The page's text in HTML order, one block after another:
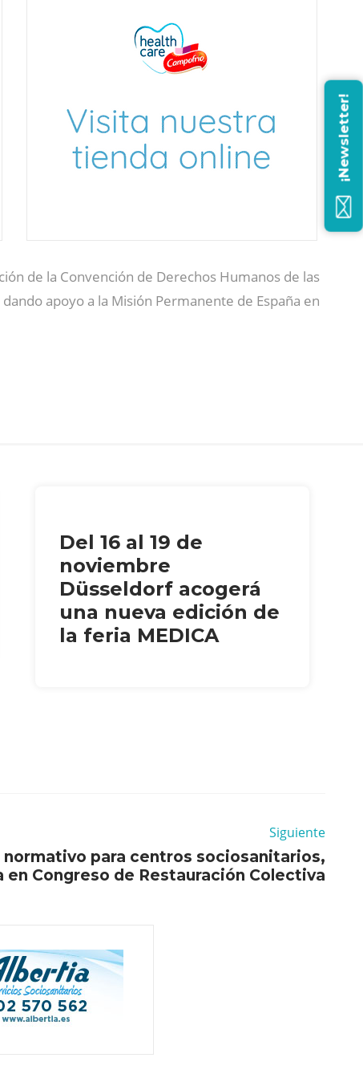
de la Convención de Derechos Humanos de las
apoyo a la Misión Permanente de España en
Del 16 al 19 de
noviembre
Düsseldorf acogerá
una nueva edición de
la feria MEDICA
Siguiente
normativo para centros sociosanitarios,
Congreso de Restauración Colectiva
¡Newsletter!